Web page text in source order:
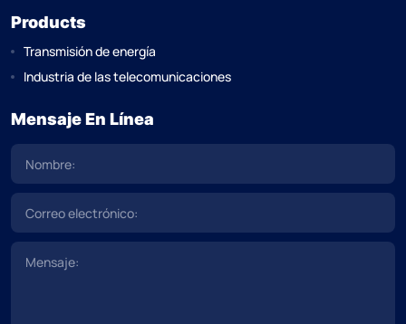
Products
Transmisión de energía
Industria de las telecomunicaciones
Mensaje En Línea